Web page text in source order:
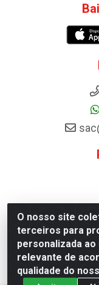
O nosso site
terceiros para
personalizada
relevante de
qualidade do
Distribuidora de
km 87 -